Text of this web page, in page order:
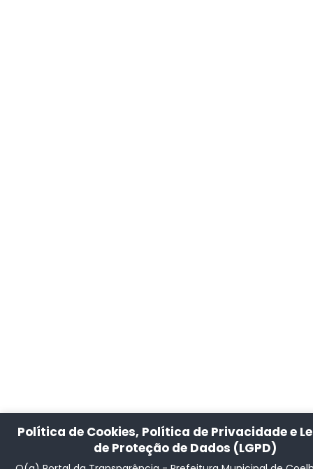
Política de Cookies, Política de Privacidade e
de Proteção de Dados (LGPD)